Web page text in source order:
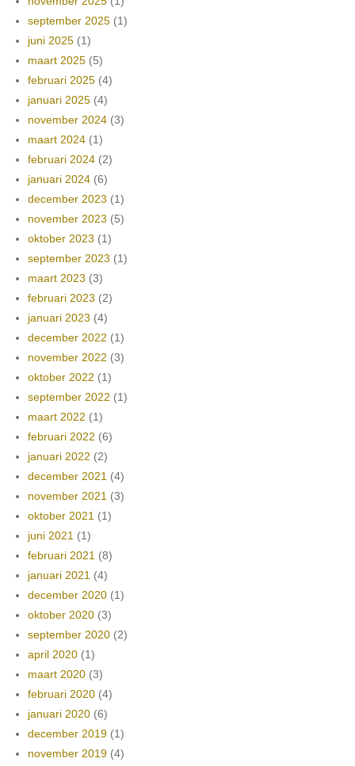
september 2025 (1)
juni 2025 (1)
maart 2025 (5)
februari 2025 (4)
januari 2025 (4)
november 2024 (3)
maart 2024 (1)
februari 2024 (2)
januari 2024 (6)
december 2023 (1)
november 2023 (5)
oktober 2023 (1)
september 2023 (1)
maart 2023 (3)
februari 2023 (2)
januari 2023 (4)
december 2022 (1)
november 2022 (3)
oktober 2022 (1)
september 2022 (1)
maart 2022 (1)
februari 2022 (6)
januari 2022 (2)
december 2021 (4)
november 2021 (3)
oktober 2021 (1)
juni 2021 (1)
februari 2021 (8)
januari 2021 (4)
december 2020 (1)
oktober 2020 (3)
september 2020 (2)
april 2020 (1)
maart 2020 (3)
februari 2020 (4)
januari 2020 (6)
december 2019 (1)
november 2019 (4)